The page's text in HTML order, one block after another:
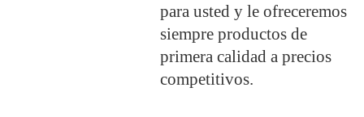
para usted y le ofreceremos
siempre productos de
primera calidad a precios
competitivos.